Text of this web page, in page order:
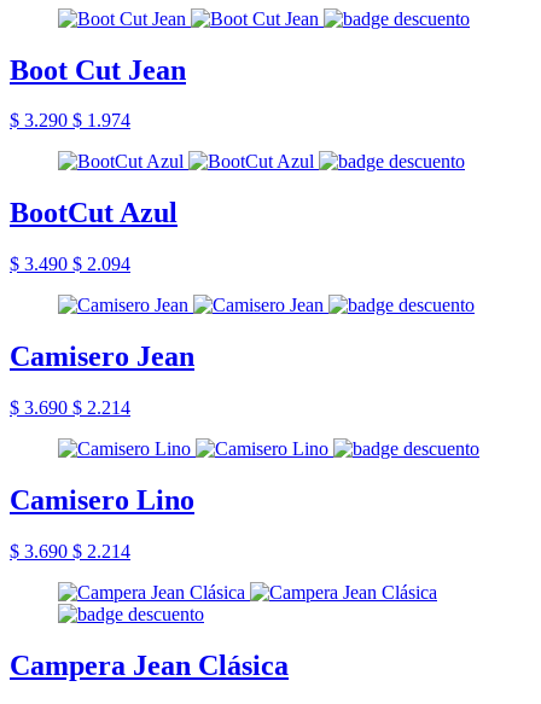
Boot Cut Jean
$ 3.290 $ 1.974
BootCut Azul
$ 3.490 $ 2.094
Camisero Jean
$ 3.690 $ 2.214
Camisero Lino
$ 3.690 $ 2.214
Campera Jean Clásica